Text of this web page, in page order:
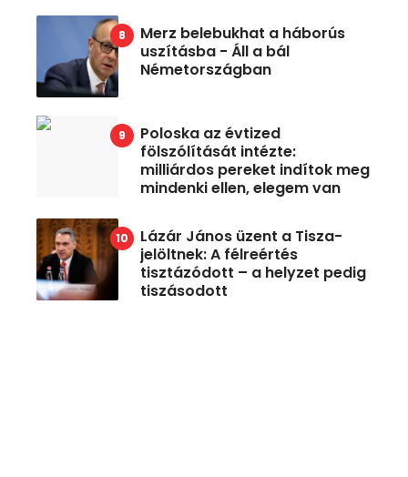
Merz belebukhat a háborús
uszításba - Áll a bál
Németországban
Poloska az évtized
fölszólítását intézte:
milliárdos pereket indítok meg
mindenki ellen, elegem van
Lázár János üzent a Tisza-
jelöltnek: A félreértés
tisztázódott – a helyzet pedig
tiszásodott